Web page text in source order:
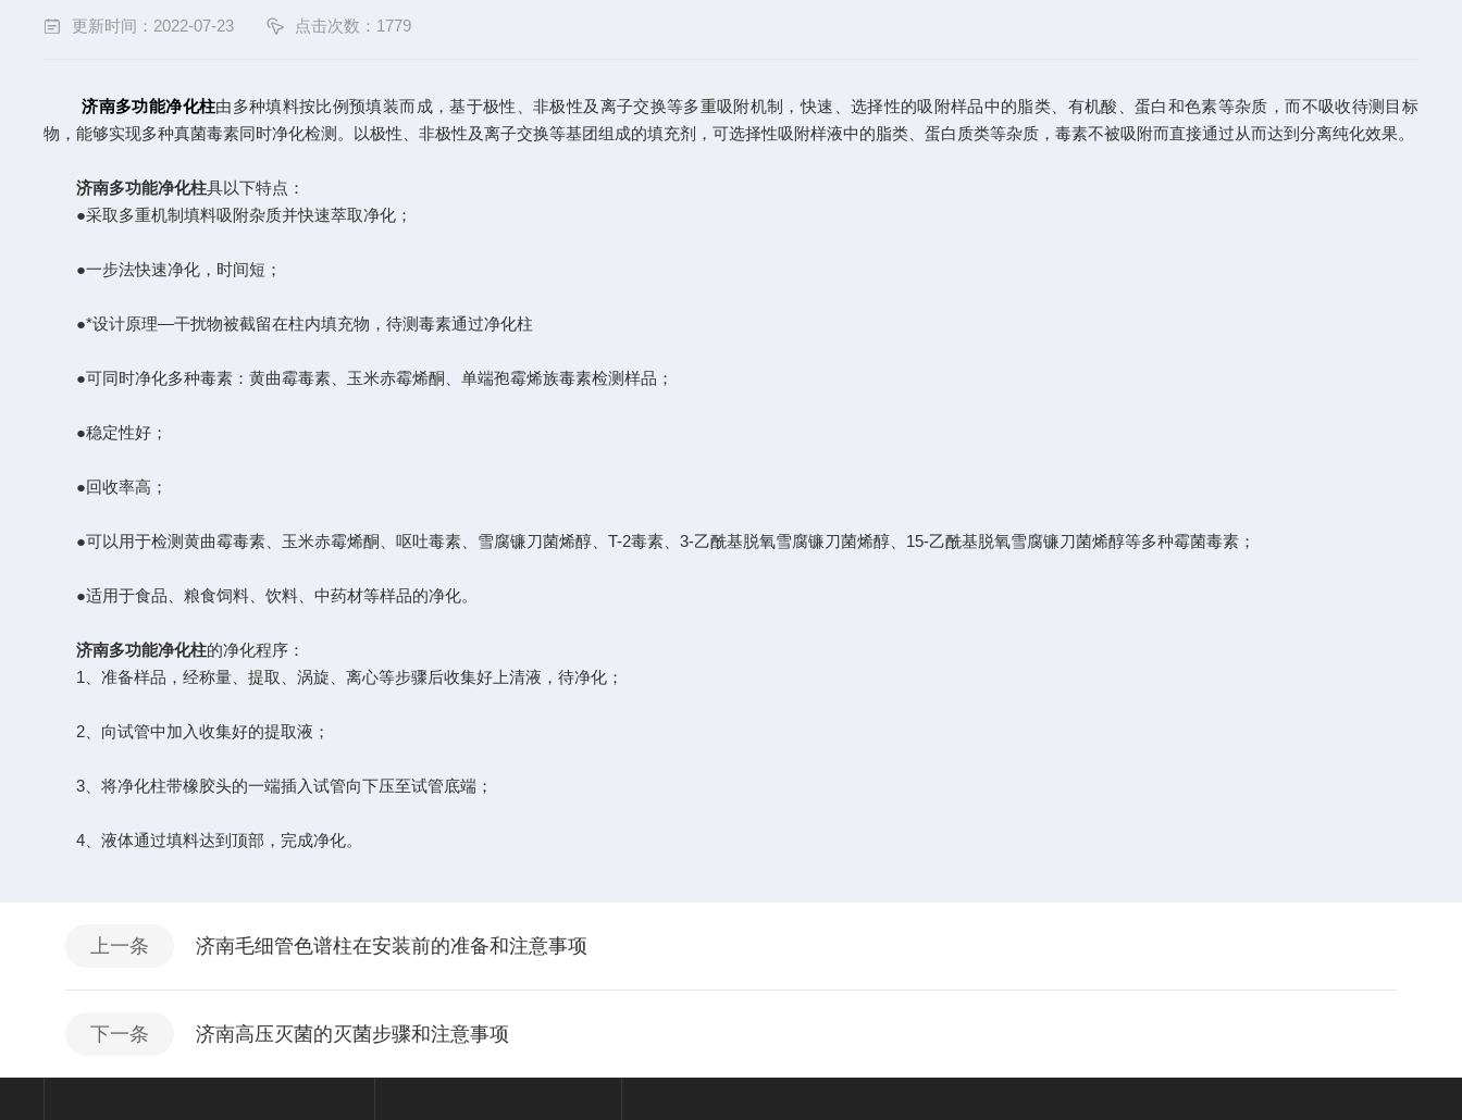
更新时间：2022-07-23 点击次数：1779
济南多功能净化柱由多种填料按比例预填装而成，基于极性、非极性及离子交换等多重吸附机制，快速、选择性的吸附样品中的脂类、有机酸、蛋白和色素等杂质，而不吸收待测目标
物，能够实现多种真菌毒素同时净化检测。以极性、非极性及离子交换等基团组成的填充剂，可选择性吸附样液中的脂类、蛋白质类等杂质，毒素不被吸附而直接通过从而达到分离纯化效果。
济南多功能净化柱具以下特点：
●采取多重机制填料吸附杂质并快速萃取净化；
●一步法快速净化，时间短；
●*设计原理—干扰物被截留在柱内填充物，待测毒素通过净化柱
●可同时净化多种毒素：黄曲霉毒素、玉米赤霉烯酮、单端孢霉烯族毒素检测样品；
●稳定性好；
●回收率高；
●可以用于检测黄曲霉毒素、玉米赤霉烯酮、呕吐毒素、雪腐镰刀菌烯醇、T-2毒素、3-乙酰基脱氧雪腐镰刀菌烯醇、15-乙酰基脱氧雪腐镰刀菌烯醇等多种霉菌毒素；
●适用于食品、粮食饲料、饮料、中药材等样品的净化。
济南多功能净化柱的净化程序：
1、准备样品，经称量、提取、涡旋、离心等步骤后收集好上清液，待净化；
2、向试管中加入收集好的提取液；
3、将净化柱带橡胶头的一端插入试管向下压至试管底端；
4、液体通过填料达到顶部，完成净化。
上一条 济南毛细管色谱柱在安装前的准备和注意事项
下一条 济南高压灭菌的灭菌步骤和注意事项